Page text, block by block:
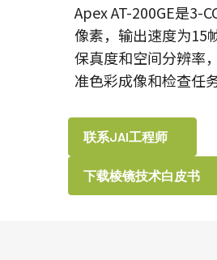
Apex AT-200GE是3-
像素，输出速度为15
保真度和空间分辨率
准色彩成像和检查任
联系JAI工程师
下载棱镜技术白皮书